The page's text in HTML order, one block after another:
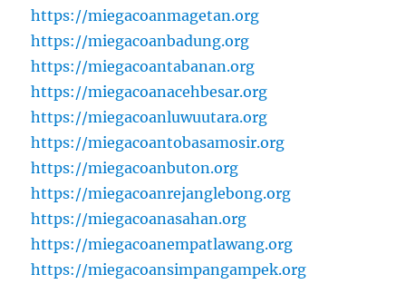
https://miegacoanmagetan.org
https://miegacoanbadung.org
https://miegacoantabanan.org
https://miegacoanacehbesar.org
https://miegacoanluwuutara.org
https://miegacoantobasamosir.org
https://miegacoanbuton.org
https://miegacoanrejanglebong.org
https://miegacoanasahan.org
https://miegacoanempatlawang.org
https://miegacoansimpangampek.org